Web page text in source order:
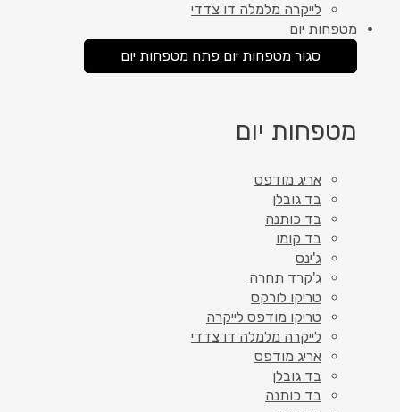
לייקרה מלמלה דו צדדי
מטפחות יום
סגור מטפחות יום פתח מטפחות יום
מטפחות יום
אריג מודפס
בד גובלן
בד כותנה
בד קומו
ג'ינס
ג'קרד תחרה
טריקו לורקס
טריקו מודפס לייקרה
לייקרה מלמלה דו צדדי
אריג מודפס
בד גובלן
בד כותנה